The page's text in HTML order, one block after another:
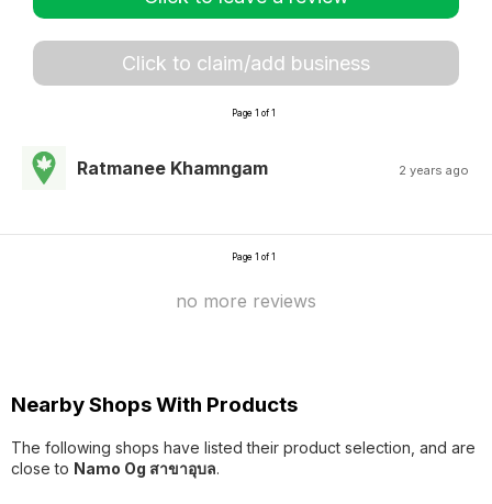
Click to claim/add business
Page 1 of 1
Ratmanee Khamngam 2 years ago
Page 1 of 1
no more reviews
Nearby Shops With Products
The following shops have listed their product selection, and are
close to Namo Og สาขาอุบล.